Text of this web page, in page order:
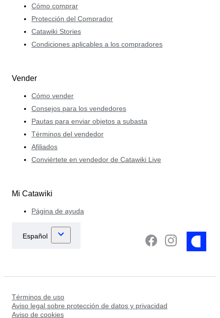
Cómo comprar
Protección del Comprador
Catawiki Stories
Condiciones aplicables a los compradores
Vender
Cómo vender
Consejos para los vendedores
Pautas para enviar objetos a subasta
Términos del vendedor
Afiliados
Conviértete en vendedor de Catawiki Live
Mi Catawiki
Página de ayuda
Términos de uso
Aviso legal sobre protección de datos y privacidad
Aviso de cookies